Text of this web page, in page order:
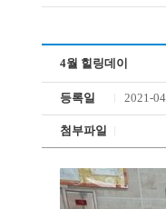
4월 힐링데이
등록일 2021-
첨부파일